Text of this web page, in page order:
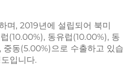
며, 2019년에 설립되어 북미
(10.00%), 동유럽(10.00%), 동
동(5.00%)으로 수출하고 있습
입니다.